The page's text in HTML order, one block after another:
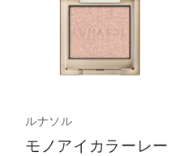
ルナソル
モノアイカラーレー